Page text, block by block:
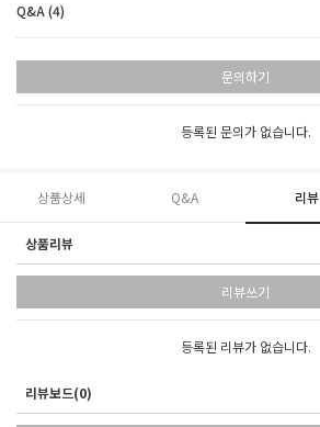
Q&A (4)
문의하기
등록된 문의가 없습니다.
상품상세 Q&A 리뷰
상품리뷰
리뷰쓰기
등록된 리뷰가 없습니다.
리뷰보드(0)